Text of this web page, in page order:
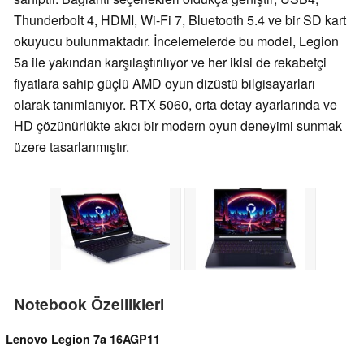
Thunderbolt 4, HDMI, Wi-Fi 7, Bluetooth 5.4 ve bir SD kart
okuyucu bulunmaktadır. İncelemelerde bu model, Legion
5a ile yakından karşılaştırılıyor ve her ikisi de rekabetçi
fiyatlara sahip güçlü AMD oyun dizüstü bilgisayarları
olarak tanımlanıyor. RTX 5060, orta detay ayarlarında ve
HD çözünürlükte akıcı bir modern oyun deneyimi sunmak
üzere tasarlanmıştır.
Notebook Özellikleri
Lenovo Legion 7a 16AGP11